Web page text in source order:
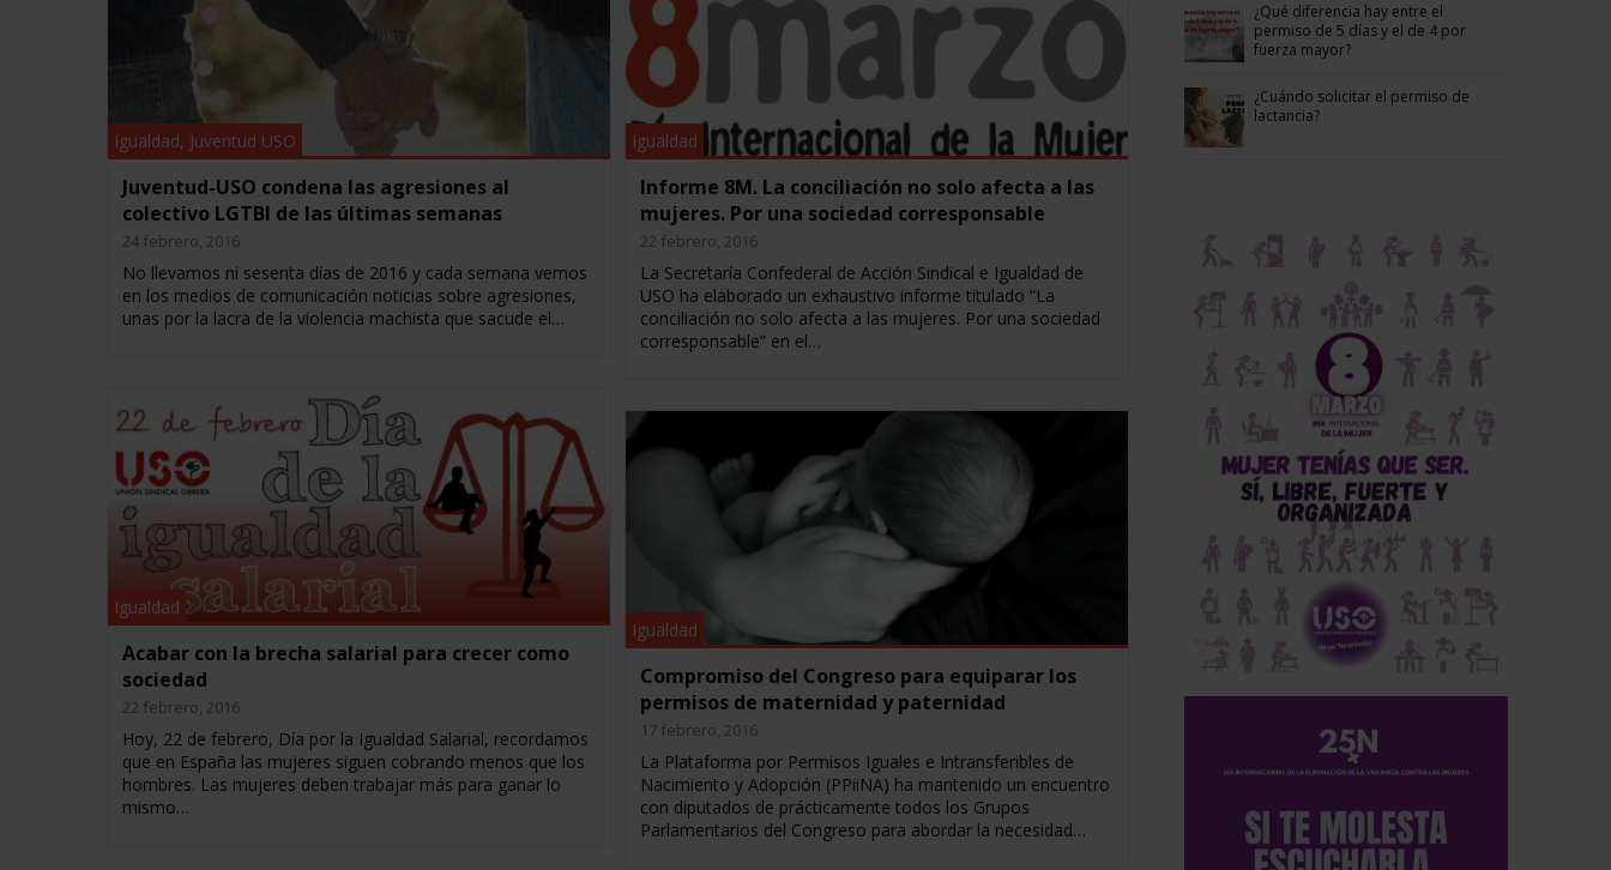
Igualdad, Juventud USO
Juventud-USO condena las agresiones al
colectivo LGTBI de las últimas semanas
24 febrero, 2016
No llevamos ni sesenta días de 2016 y cada semana vemos
en los medios de comunicación noticias sobre agresiones,
unas por la lacra de la violencia machista que sacude el…
Igualdad
Informe 8M. La conciliación no solo afecta a las
mujeres. Por una sociedad corresponsable
22 febrero, 2016
La Secretaría Confederal de Acción Sindical e Igualdad de
USO ha elaborado un exhaustivo informe titulado “La
conciliación no solo afecta a las mujeres. Por una sociedad
corresponsable” en el…
Igualdad
Acabar con la brecha salarial para crecer como
sociedad
22 febrero, 2016
Hoy, 22 de febrero, Día por la Igualdad Salarial, recordamos
que en España las mujeres siguen cobrando menos que los
hombres. Las mujeres deben trabajar más para ganar lo
mismo…
Igualdad
Compromiso del Congreso para equiparar los
permisos de maternidad y paternidad
17 febrero, 2016
La Plataforma por Permisos Iguales e Intransferibles de
Nacimiento y Adopción (PPiiNA) ha mantenido un encuentro
con diputados de prácticamente todos los Grupos
Parlamentarios del Congreso para abordar la necesidad…
¿Qué diferencia hay entre el
permiso de 5 días y el de 4 por
fuerza mayor?
¿Cuándo solicitar el permiso de
lactancia?